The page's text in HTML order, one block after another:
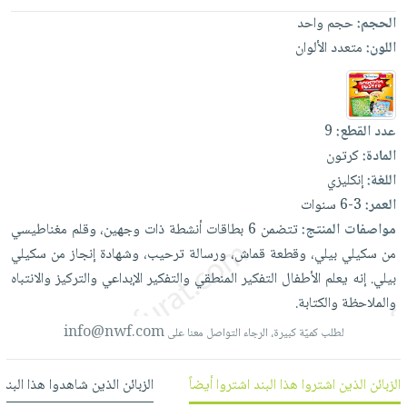
العناية
بالأسنان
والتغذية
أدوات
المائدة
الأوعية
والتخزين
أدوات
المطبخ
الأكثر
مبيعاً
العودة
للمدارس
اكسسوارات
كتب
اكسسوارات
منزلية
اكسسوارات
ملابس
مطرزات
حقائب
حلي
عناية
بالذات
شحن
مجاني
بنود
مختارة
اشتراكات
كل
الاشتراكات
صندوق
القراءة
iKitab
حدود
بحث
متقدم
نيل
وفرات
عن
سياسة
الشركة
حسابك
الأمنيات
الحجم:حجم واحد
اللون:متعدد الألوان
عدد القطع:9
المادة:كرتون
اللغة:إنكليزي
العمر:3-6 سنوات
مواصفات المنتج:تتضمن 6 بطاقاتأنشطة ذات وجهين، وقلم مغناطيسي
من سكيلي بيلي، وقطعة قماش، ورسالةترحيب، وشهادةإنجازمن سكيلي
بيلي.إنه يعلم الأطفال التفكيرالمنطقي والتفكيرالإبداعي والتركيزوالانتباه
والملاحظة والكتابة.
لطلب كميّة كبيرة، الرجاء التواصل معنا علىinfo@nwf.com
الزبائن الذين اشتروا هذا البند اشتروا أيضاً الزبائن الذين شاهدوا هذا